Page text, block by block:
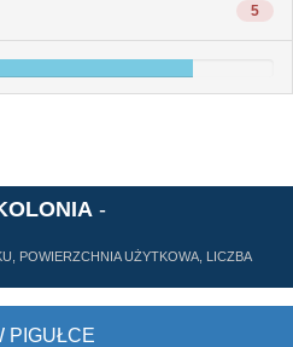
5
-
POWIERZCHNIA UŻYTKOWA, LICZBA
PIGUŁCE